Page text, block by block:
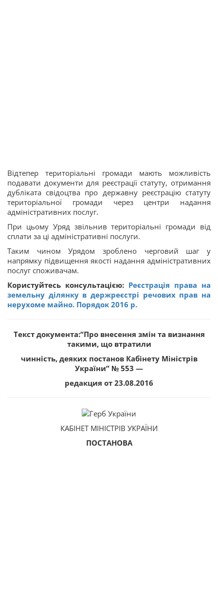
Відтепер територіальні громади мають можливість
подавати документи для реєстрації статуту, отримання
дубліката свідоцтва про державну реєстрацію статуту
територіальної громади через центри надання
адміністративних послуг.
При цьому Уряд звільнив територіальні громади від
сплати за ці адміністративні послуги.
Таким чином Урядом зроблено черговий шаг у
напрямку підвищення якості надання адміністративних
послуг споживачам.
Користуйтесь консультацією: Реєстрація права на
земельну ділянку в держреєстрі речових прав на
нерухоме майно. Порядок 2016 р.
Текст документа:“Про внесення змін та визнання
такими, що втратили
чинність, деяких постанов Кабінету Міністрів
України” № 553 —
редакция от 23.08.2016
КАБІНЕТ МІНІСТРІВ УКРАЇНИ
ПОСТАНОВА